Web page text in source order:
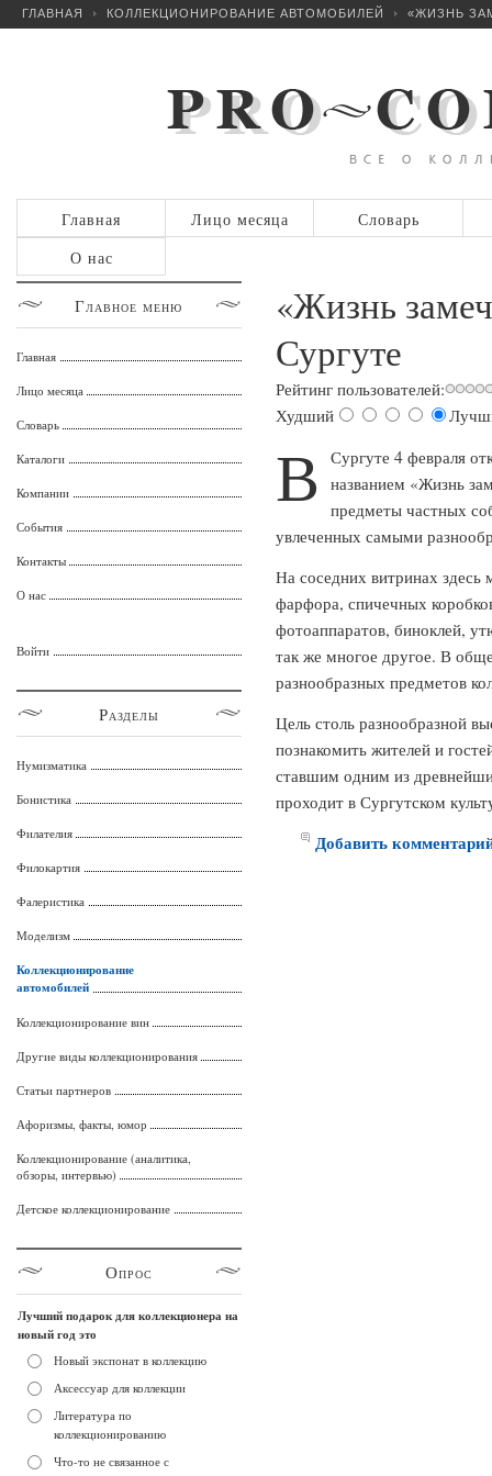
ГЛАВНАЯ КОЛЛЕКЦИОНИРОВАНИЕ АВТОМОБИЛЕЙ «ЖИЗНЬ
Главная Лицо месяца
Словарь
О нас
«Жизнь
Сургуте
Рейтинг пользователей:
Худший
В
Сургуте 4 февраля
названием «Жизнь
предметы частных
увлеченных самыми
На соседних витринах здесь
фарфора, спичечных
фотоаппаратов, биноклей,
так же многое другое. В
разнообразных предметов
Цель столь разнообразной
познакомить жителей и
ставшим одним из
проходит в Сургутском
Добавить
Главное меню
Главная
Лицо месяца
Словарь
Каталоги
Компании
События
Контакты
О нас
Войти
Разделы
Нумизматика
Бонистика
Филателия
Филокартия
Фалеристика
Моделизм
Коллекционирование
автомобилей
Коллекционирование вин
Другие виды коллекционирования
Статьи партнеров
Афоризмы, факты, юмор
Коллекционирование (аналитика,
обзоры, интервью)
Детское коллекционирование
Опрос
Лучший подарок для коллекционера на
новый год это
Новый экспонат в коллекцию
Аксессуар для коллекции
Литература по
коллекционированию
Что-то не связанное с